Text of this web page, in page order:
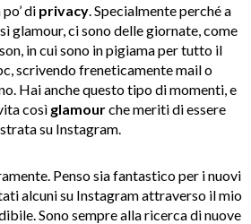
di privacy. Specialmente perché a
glamour, ci sono delle giornate, come
in cui sono in pigiama per tutto il
scrivendo freneticamente mail o
Hai anche questo tipo di momenti, e
così glamourche meriti di essere
su Instagram.
Penso sia fantastico per i nuovi
alcuni su Instagram attraverso il mio
Sono sempre alla ricerca di nuove